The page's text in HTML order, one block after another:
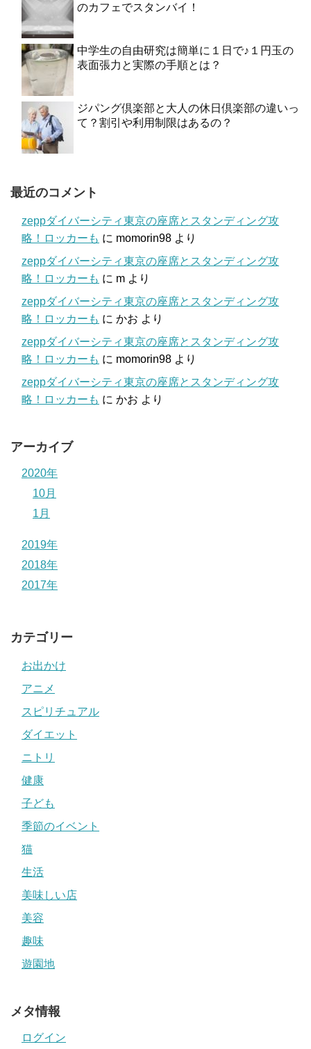
のカフェでスタンバイ！
中学生の自由研究は簡単に１日で♪１円玉の
表面張力と実際の手順とは？
ジパング倶楽部と大人の休日倶楽部の違いっ
て？割引や利用制限はあるの？
最近のコメント
zeppダイバーシティ東京の座席とスタンディング攻
略！ロッカーも に momorin98 より
zeppダイバーシティ東京の座席とスタンディング攻
略！ロッカーも に m より
zeppダイバーシティ東京の座席とスタンディング攻
略！ロッカーも に かお より
zeppダイバーシティ東京の座席とスタンディング攻
略！ロッカーも に momorin98 より
zeppダイバーシティ東京の座席とスタンディング攻
略！ロッカーも に かお より
アーカイブ
2020年
10月
1月
2019年
2018年
2017年
カテゴリー
お出かけ
アニメ
スピリチュアル
ダイエット
ニトリ
健康
子ども
季節のイベント
猫
生活
美味しい店
美容
趣味
遊園地
メタ情報
ログイン